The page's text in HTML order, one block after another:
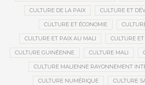
CULTURE DE LA PAIX CULTURE ET
CULTURE ET ÉCONOMIE
CULTURE ET PAIX AU MALI CULTURE
CULTURE GUINÉENNE CULTURE MALI
CULTURE MALIENNE RAYONNEMENT
CULTURE NUMÉRIQUE CULTURE